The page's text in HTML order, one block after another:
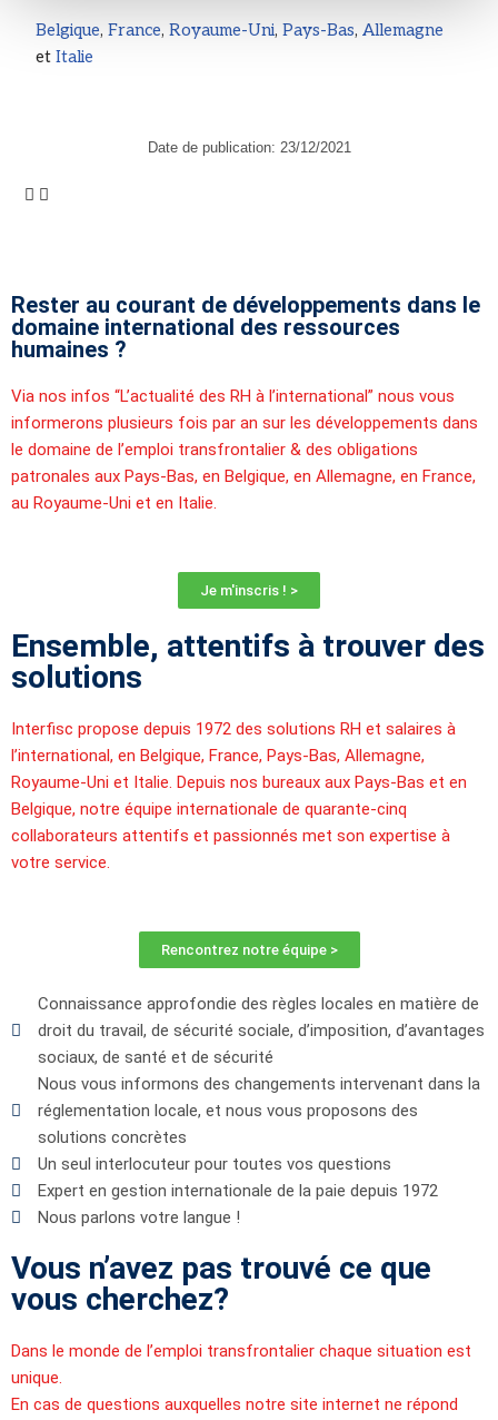
Belgique,France,Royaume-Uni,Pays-Bas,Allemagne
etItalie
Date de publication: 23/12/2021
Rester au courant de développements dans le
domaine international des ressources
humaines ?
Via nos infos “L’actualité des RH à l’international” nous vous
informerons plusieurs fois par an sur les développements dans
le domaine de l’emploi transfrontalier & des obligations
patronales aux Pays-Bas, en Belgique, en Allemagne, en France,
au Royaume-Uni et en Italie.
Je m'inscris ! >
Ensemble, attentifs à trouver des
solutions
Interfisc propose depuis 1972 des solutions RH et salaires à
l’international, en Belgique, France, Pays-Bas, Allemagne,
Royaume-Uni et Italie. Depuis nos bureaux aux Pays-Bas et en
Belgique, notre équipe internationale de quarante-cinq
collaborateurs attentifs et passionnés met son expertise à
votre service.
Rencontrez notre équipe >
Connaissance approfondie des règles locales en matière de
droit du travail, de sécurité sociale, d’imposition, d’avantages
sociaux, de santé et de sécurité
Nous vous informons des changements intervenant dans la
réglementation locale, et nous vous proposons des
solutions concrètes
Un seul interlocuteur pour toutes vos questions
Expert en gestion internationale de la paie depuis 1972
Nous parlons votre langue !
Vous n’avez pas trouvé ce que
vous cherchez?
Dans le monde de l’emploi transfrontalier chaque situation est
unique.
En cas de questions auxquelles notre site internet ne répond